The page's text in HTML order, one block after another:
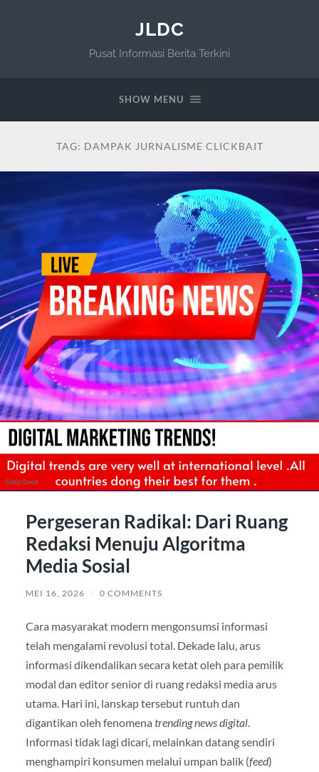
JLDC
Pusat Informasi Berita Terkini
SHOW MENU
TAG: DAMPAK JURNALISME CLICKBAIT
Pergeseran Radikal: Dari Ruang
Redaksi Menuju Algoritma
Media Sosial
MEI 16, 2026 / 0 COMMENTS
Cara masyarakat modern mengonsumsi informasi
telah mengalami revolusi total. Dekade lalu, arus
informasi dikendalikan secara ketat oleh para pemilik
modal dan editor senior di ruang redaksi media arus
utama. Hari ini, lanskap tersebut runtuh dan
digantikan oleh fenomena trending news digital.
Informasi tidak lagi dicari, melainkan datang sendiri
menghampiri konsumen melalui umpan balik (feed)